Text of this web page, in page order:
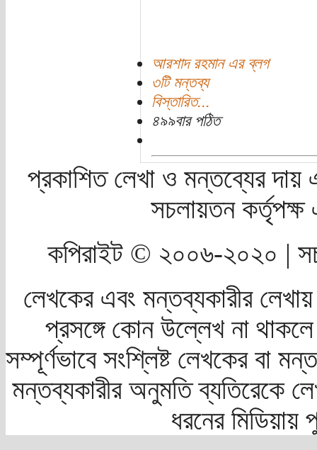
আরশাদ রহমান এর ব্লগ
৩টি মন্তব্য
বিস্তারিত...
৪৯৯বার পঠিত
প্রকাশিত লেখা ও মন্তব্যের দায়
সচলায়তন
কপিরাইট © ২০০৬-২০২০ |
লেখকের এবং মন্তব্যকারীর
প্রসঙ্গে কোন উল্লেখ না
সম্পূর্ণভাবে সংশ্লিষ্ট লেখকের বা
মন্তব্যকারীর অনুমতি ব্যতিরেকে
ধরনের মিডিয়ায়